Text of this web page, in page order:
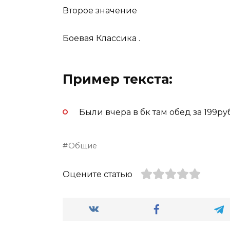
Второе значение
Боевая Классика .
Пример текста:
Были вчера в бк там обед за
Общие
Оцените статью